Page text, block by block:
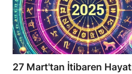
27 Mart'tan İtibaren